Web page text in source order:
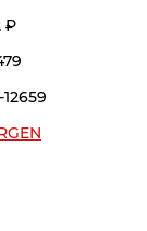
Р